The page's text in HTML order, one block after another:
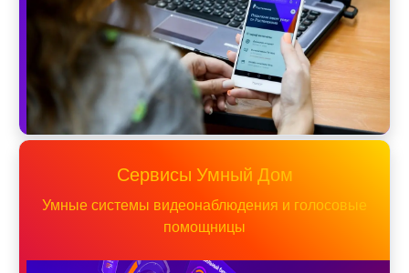
Сервисы Умный Дом
Умные системы видеонаблюдения и голосовые
помощницы